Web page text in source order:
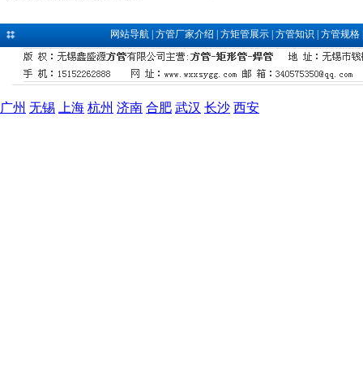
网站导航| 方管厂家介绍 方矩管展示| 方管知识 方管规格
广州 无锡 上海 杭州 济南 合肥 武汉 长沙 西安